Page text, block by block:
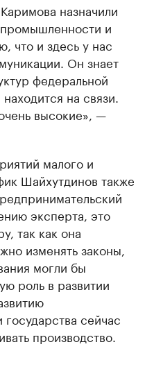
назначили
и
что и здесь у нас
Он знает
федеральной
на связи.
высокие», —
малого и
Шайхутдинов также
эксперта, это
так как она
изменять законы,
могли бы
роль в развитии
сейчас
производство.